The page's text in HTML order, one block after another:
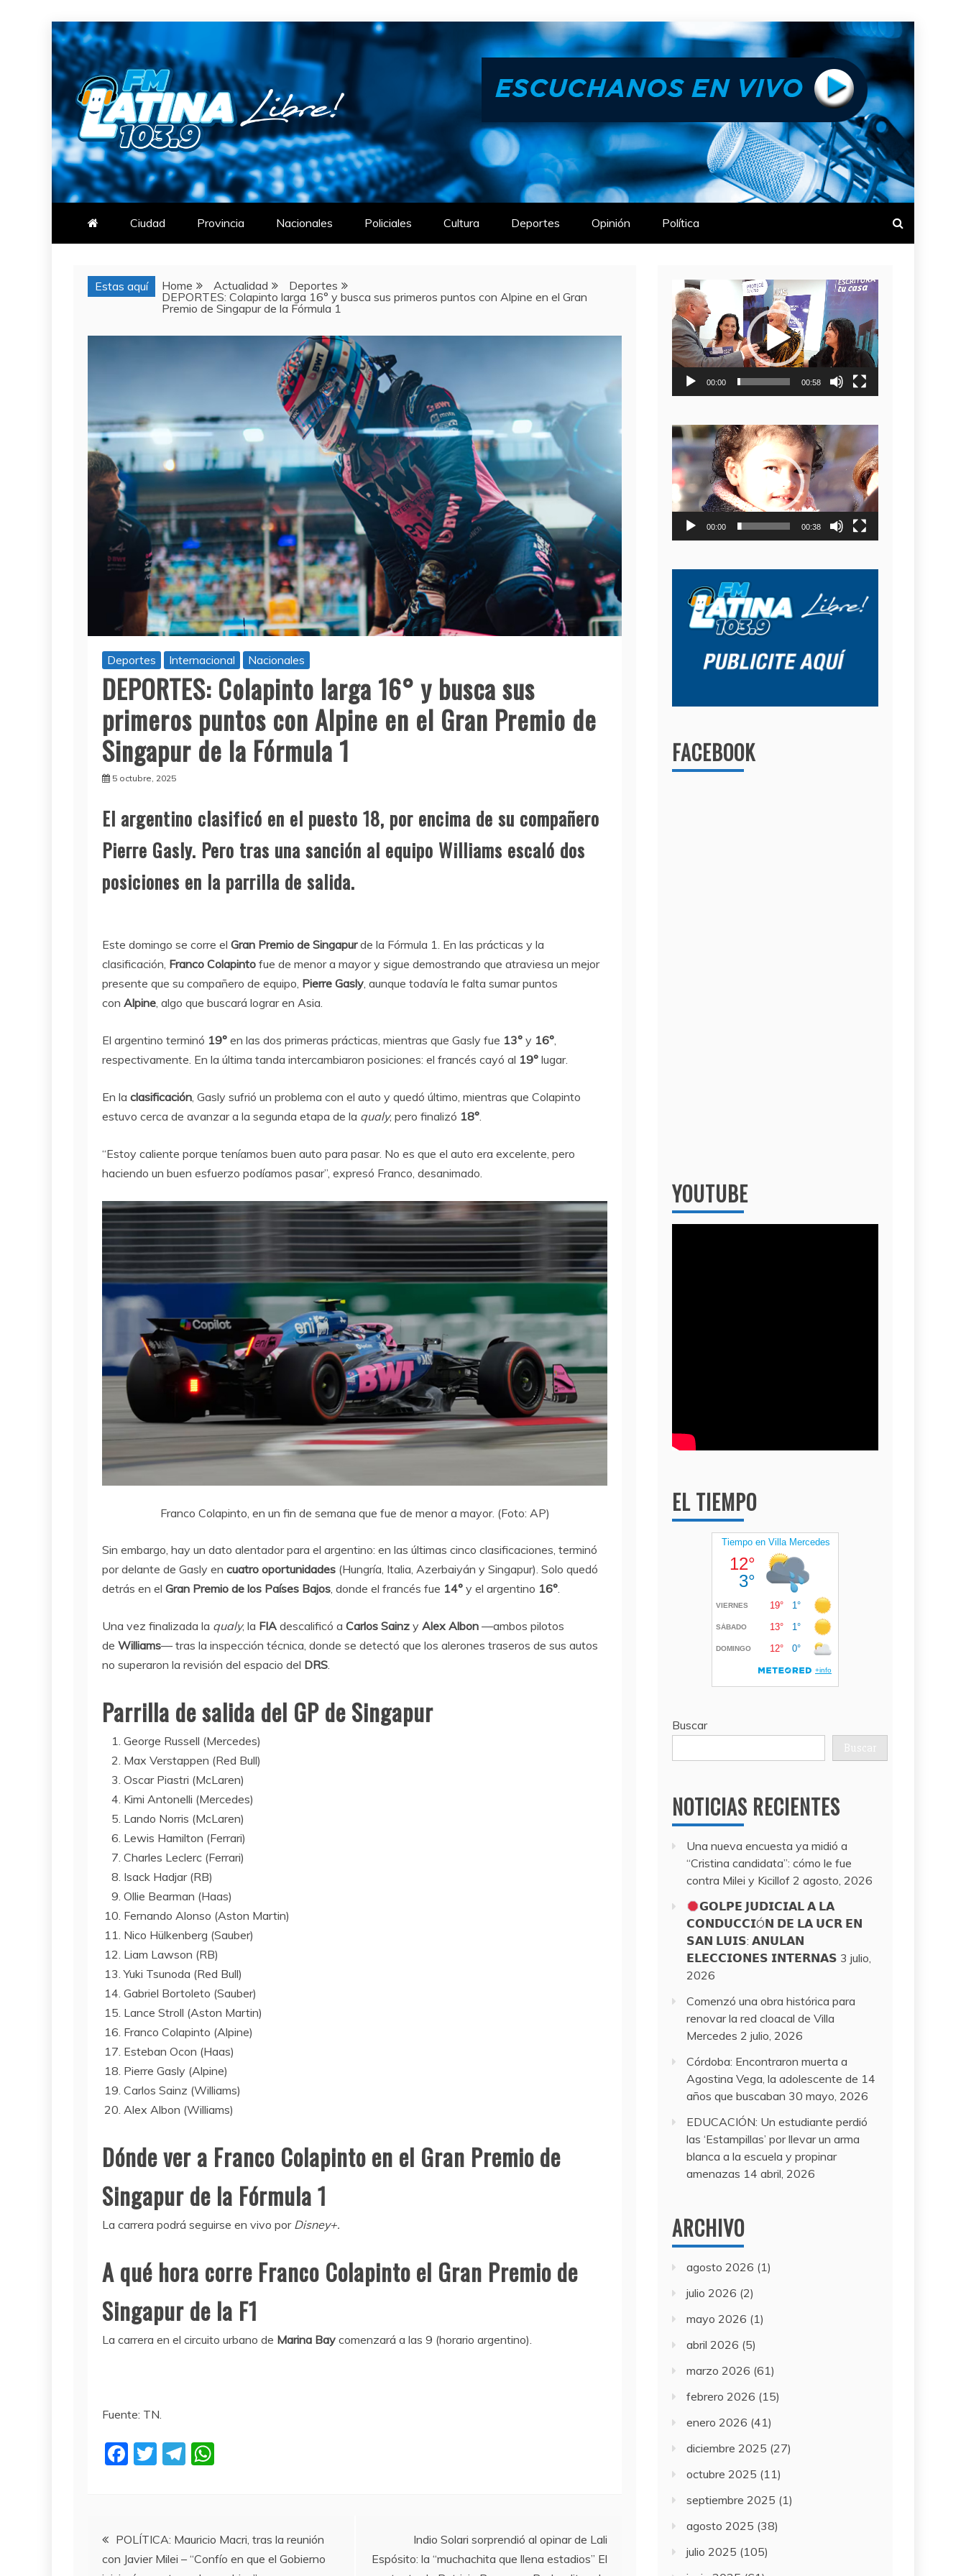
Skip
to
content
FM LATINA
NOTICIAS
Ciudad Provincia Nacionales Policiales Cultura Deportes Opinión Política
Estas aquí Home Actualidad
Deportes
DEPORTES: Colapinto larga 16° y busca sus primeros puntos con Alpine en el Gran
Premio de Singapur de la Fórmula 1
Deportes Internacional Nacionales
DEPORTES: Colapinto larga 16° y busca sus
primeros puntos con Alpine en el Gran Premio de
Singapur de la Fórmula 1
5 octubre, 2025
El argentino clasificó en el puesto 18, por encima de su compañero
Pierre Gasly. Pero tras una sanción al equipo Williams escaló dos
posiciones en la parrilla de salida.
Este domingo se corre el Gran Premio de Singapurde la Fórmula 1. En las prácticas y la
clasificación, Franco Colapinto fue de menor a mayor y sigue demostrando que atraviesa un mejor
presente que su compañero de equipo, Pierre Gasly, aunque todavía le falta sumar puntos
con Alpine, algo que buscará lograr en Asia.
El argentino terminó 19° en las dos primeras prácticas, mientras que Gasly fue 13° y 16°,
respectivamente. En la última tanda intercambiaron posiciones: el francés cayó al 19° lugar.
En la clasificación, Gasly sufrió un problema con el auto y quedó último, mientras que Colapinto
estuvo cerca de avanzar a la segunda etapa de la qualy, pero finalizó 18°.
“Estoy caliente porque teníamos buen auto para pasar. No es que el auto era excelente, pero
haciendo un buen esfuerzo podíamos pasar”, expresó Franco, desanimado.
Franco Colapinto, en un fin de semana que fue de menor a mayor. (Foto: AP)
Sin embargo, hay un dato alentador para el argentino: en las últimas cinco clasificaciones, terminó
por delante de Gasly en cuatro oportunidades (Hungría, Italia, Azerbaiyán y Singapur). Solo quedó
detrás en el Gran Premio de los Países Bajos , donde el francés fue 14° y el argentino 16°
Una vez finalizada la qualy, la FIA descalificó a Carlos Sainz y Alex Albon —ambos pilotos
de Williams— tras la inspección técnica, donde se detectó que los alerones traseros de sus autos
no superaron la revisión del espacio del DRS
Parrilla de salida del GP de Singapur
George Russell (Mercedes)
Max Verstappen (Red Bull)
Oscar Piastri (McLaren)
Kimi Antonelli (Mercedes)
Lando Norris (McLaren)
Lewis Hamilton (Ferrari)
Charles Leclerc (Ferrari)
Isack Hadjar (RB)
Ollie Bearman (Haas)
Fernando Alonso (Aston Martin)
Nico Hülkenberg (Sauber)
Liam Lawson (RB)
Yuki Tsunoda (Red Bull)
Gabriel Bortoleto (Sauber)
Lance Stroll (Aston Martin)
Franco Colapinto (Alpine)
Esteban Ocon (Haas)
Pierre Gasly (Alpine)
Carlos Sainz (Williams)
Alex Albon (Williams)
Dónde ver a Franco Colapinto en el Gran Premio de
Singapur de la Fórmula 1
La carrera podrá seguirse en vivo por Disney+.
A qué hora corre Franco Colapinto el Gran Premio de
Singapur de la F1
La carrera en el circuito urbano de Marina Bay comenzará a las 9 (horario argentino).
Fuente: TN.
F
b
o
T
T
a
m
A
p
Navegación
POLÍTICA: Mauricio Macri, tras la reunión
con Javier Milei – “Confío en que el Gobierno
Indio Solari sorprendió al opinar de Lali
Espósito: la “muchachita que llena estadios” El
Reproductor
de
video
00:00 00:58
Reproductor
de
video
00:00 00:38
FACEBOOK
YOUTUBE
EL TIEMPO
Buscar
Buscar
NOTICIAS RECIENTES
Una nueva encuesta ya midió a
“Cristina candidata”: cómo le fue
contra Milei y Kicillof 2 agosto, 2026
𝗚𝗢𝗟𝗣𝗘 𝗝𝗨𝗗𝗜𝗖𝗜𝗔𝗟 𝗔 𝗟𝗔
𝗖𝗢𝗡𝗗𝗨𝗖𝗖𝗜Ó𝗡 𝗗𝗘 𝗟𝗔 𝗨𝗖𝗥 𝗘𝗡
𝗦𝗔𝗡 𝗟𝗨𝗜𝗦: 𝗔𝗡𝗨𝗟𝗔𝗡
𝗘𝗟𝗘𝗖𝗖𝗜𝗢𝗡𝗘𝗦 𝗜𝗡𝗧𝗘𝗥𝗡𝗔𝗦 3 julio,
2026
Comenzó una obra histórica para
renovar la red cloacal de Villa
Mercedes 2 julio, 2026
Córdoba: Encontraron muerta a
Agostina Vega, la adolescente de 14
años que buscaban 30 mayo, 2026
EDUCACIÓN: Un estudiante perdió
las ‘Estampillas’ por llevar un arma
blanca a la escuela y propinar
amenazas 14 abril, 2026
ARCHIVO
agosto 2026 (1)
julio 2026 (2)
mayo 2026 (1)
abril 2026 (5)
marzo 2026 (61)
febrero 2026 (15)
enero 2026 (41)
diciembre 2025 (27)
octubre 2025 (11)
septiembre 2025 (1)
agosto 2025 (38)
julio 2025 (105)